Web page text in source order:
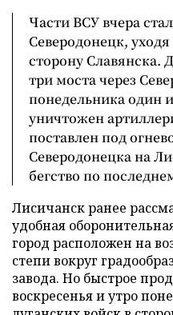
Части ВСУ вчера
Северодонецк,
сторону Славянска.
три моста через
понедельника один
уничтожен
поставлен под
Северодонецка на
бегство по
Лисичанск ранее
удобная
город расположен на
степи вокруг
завода. Но быстрое
воскресенья и утро